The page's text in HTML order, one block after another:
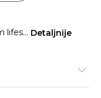
lifes... Detaljnije